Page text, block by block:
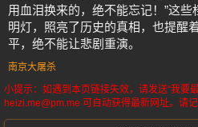
用血泪换来的，绝不能忘记！”这
明灯，照亮了历史的真相，也提醒
平，绝不能让悲剧重演。
南京大屠杀
小提示：如遇到本页链接失效，请发送“我要
heizi.me@pm.me 可自动获得最新网址。请